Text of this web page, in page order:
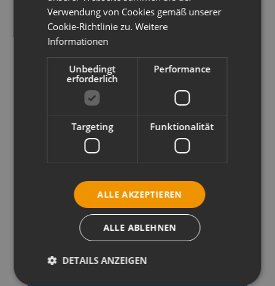
Richtung
Check-in / Check-out
Check In:16:00 - 19:00
Verwendung von Cookies gemäß unserer
Cookie-Richtlinie zu. Weitere
Informationen
Unbedingt
erforderlich
Performance
Targeting Funktionalität
ALLE AKZEPTIEREN
ALLE ABLEHNEN
DETAILS ANZEIGEN